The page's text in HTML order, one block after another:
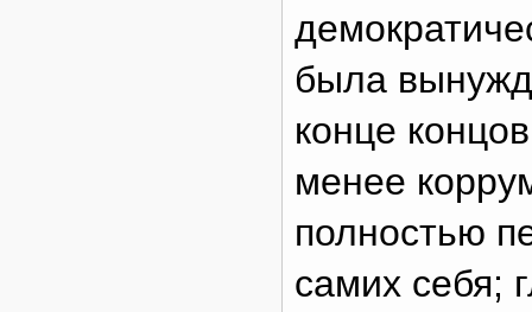
была
конце
менее
полностью
самих себя;